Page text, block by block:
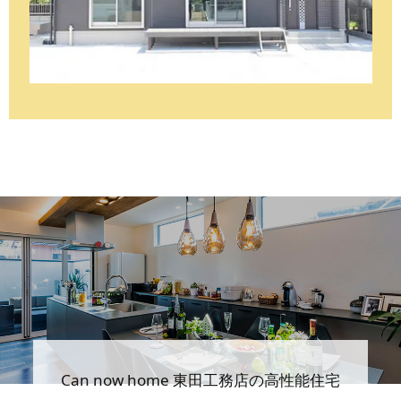
Can now home 東田工務店の高性能住宅